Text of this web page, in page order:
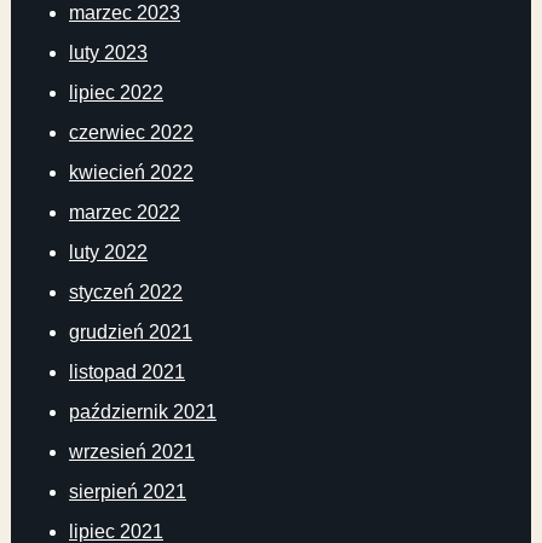
marzec 2023
luty 2023
lipiec 2022
czerwiec 2022
kwiecień 2022
marzec 2022
luty 2022
styczeń 2022
grudzień 2021
listopad 2021
październik 2021
wrzesień 2021
sierpień 2021
lipiec 2021